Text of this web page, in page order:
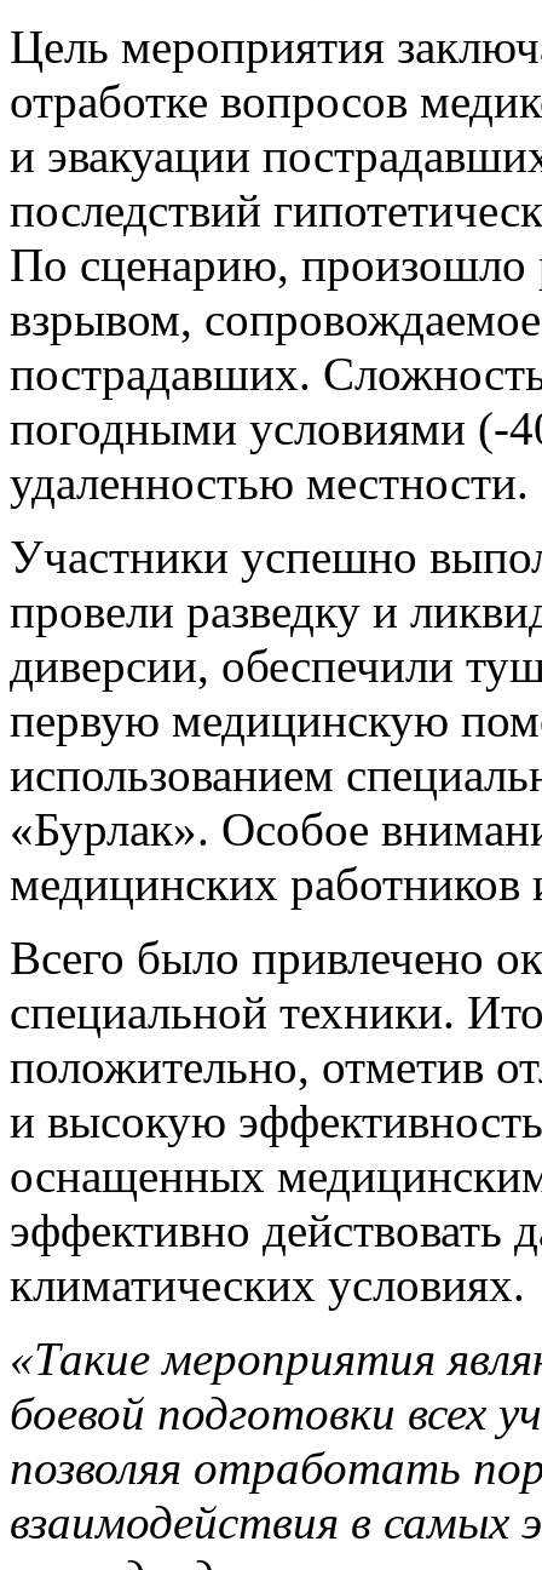
Цель мероприятия
отработке вопросов
и эвакуации
последствий
По сценарию, произошло
взрывом,
пострадавших.
погодными условиями (-
удаленностью местности.
Участники успешно
провели разведку и
диверсии, обеспечили
первую медицинскую
использованием
«Бурлак». Особое
медицинских работников
Всего было привлечено
специальной техники.
положительно, отметив
и высокую
оснащенных
эффективно действовать
климатических условиях.
«Такие мероприятия
боевой подготовки всех
позволяя отработать
взаимодействия в самых